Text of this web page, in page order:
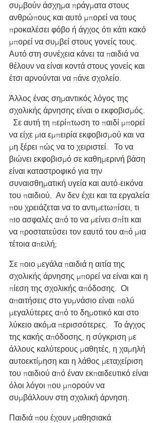
συμβούν άσχημα πράγματα στους
ανθρώπους και αυτό μπορεί να τους
προκαλέσει φόβο ή άγχος ότι κάτι κακό
μπορεί να συμβεί στους γονείς τους.
Αυτό στη συνέχεια κάνει τα παιδιά να
θέλουν να είναι κοντά στους γονείς και
έτσι αρνούνται να πάνε σχολείο.
Άλλος ένας σημαντικός λόγος της
σχολικής άρνησης είναι ο εκφοβισμός.
  Σε αυτή τη περίπτωση το παιδί μπορεί
να είχε μια εμπειρία εκφοβισμού και να
μη ξέρει πώς να το χειριστεί.   Το να
βιώνει εκφοβισμό σε καθημερινή βάση
είναι καταστροφικό για την
συναισθηματική υγεία και αυτό-εικόνα
του παιδιού.  Αν δεν έχει και τα εργαλεία
που χρειάζεται να το αντιμετωπίσει, τι
πιο ασφαλές από το να μείνει σπίτι και
να προστατεύσει τον εαυτό του από μια
τέτοια απειλή;
Σε ποιο μεγάλα παιδιά η αιτία της
σχολικής άρνησης μπορεί να είναι και η
πίεση της σχολικής απόδοσης.  Οι
απαιτήσεις στο γυμνάσιο είναι πολύ
μεγαλύτερες από το δημοτικό και στο
λύκειο ακόμα περισσότερες.   Το άγχος
της κακής απόδοσης, η σύγκριση με
άλλους καλύτερους μαθητές, η χαμηλή
αυτοεκτίμηση και η λάθος μεταχείριση
του παιδιού από έναν εκπαιδευτικό είναι
όλοι λόγοι που μπορούν να
συμβάλλουν στη σχολική άρνηση.
Παιδιά που έχουν μαθησιακά